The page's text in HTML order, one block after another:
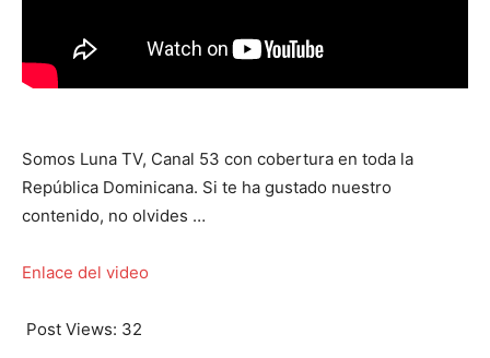
Somos Luna TV, Canal 53 con cobertura en toda la
República Dominicana. Si te ha gustado nuestro
contenido, no olvides …
Enlace del video
Post Views: 32